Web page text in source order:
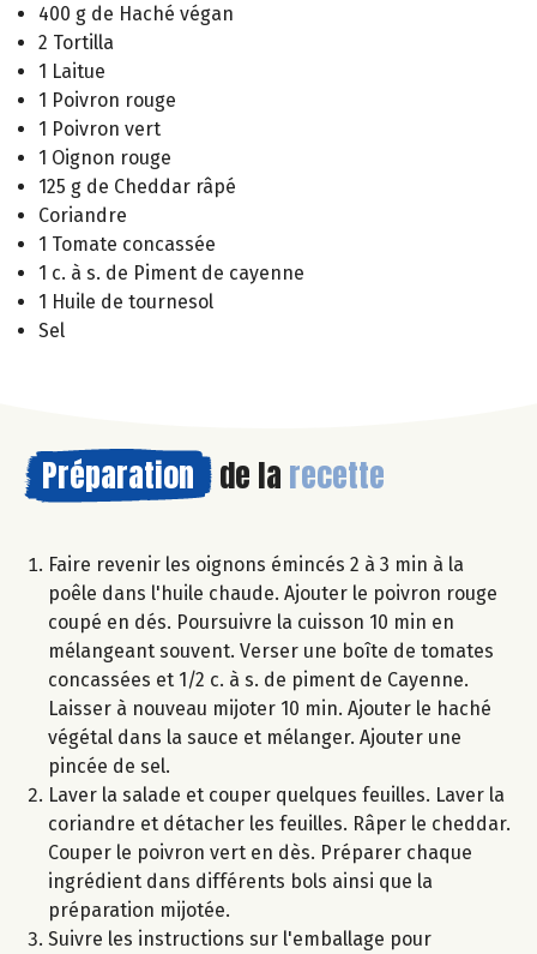
400 g de Haché végan
2 Tortilla
1 Laitue
1 Poivron rouge
1 Poivron vert
1 Oignon rouge
125 g de Cheddar râpé
Coriandre
1 Tomate concassée
1 c. à s. de Piment de cayenne
1 Huile de tournesol
Sel
Préparation de la recette
Faire revenir les oignons émincés 2 à 3 min à la
poêle dans l'huile chaude. Ajouter le poivron rouge
coupé en dés. Poursuivre la cuisson 10 min en
mélangeant souvent. Verser une boîte de tomates
concassées et 1/2 c. à s. de piment de Cayenne.
Laisser à nouveau mijoter 10 min. Ajouter le haché
végétal dans la sauce et mélanger. Ajouter une
pincée de sel.
Laver la salade et couper quelques feuilles. Laver la
coriandre et détacher les feuilles. Râper le cheddar.
Couper le poivron vert en dès. Préparer chaque
ingrédient dans différents bols ainsi que la
préparation mijotée.
Suivre les instructions sur l'emballage pour